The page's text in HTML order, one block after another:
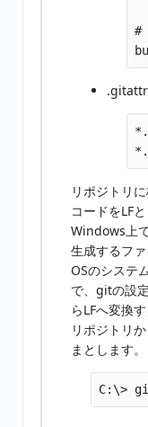
#
リポジトリ
コードをLFと
Windows上
生成するフ
OSのシステ
で、gitの設
らLFへ変換
リポジトリ
まとします。